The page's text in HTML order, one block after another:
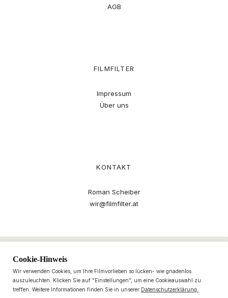
AGB
FILMFILTER
Impressum
Über uns
KONTAKT
Roman Scheiber
wir@filmfilter.at
Cookie-Hinweis
Wir verwenden Cookies, um Ihre Filmvorlieben so lücken- wie gnadenlos
auszuleuchten. Klicken Sie auf "Einstellungen", um eine Cookieauswahl zu
treffen. Weitere Informationen finden Sie in unserer Datenschutzerklärung.